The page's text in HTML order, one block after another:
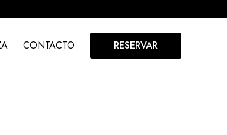
CONTACTO RESERVAR